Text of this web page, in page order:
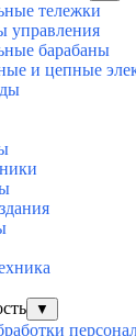
тележки
управления
барабаны
и цепные
▼